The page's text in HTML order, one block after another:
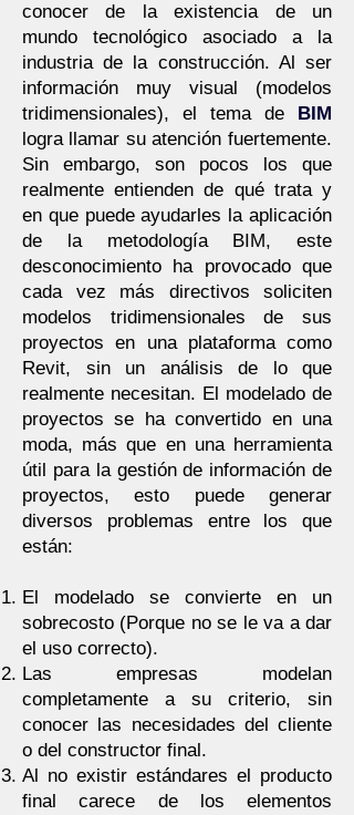
conocer de la existencia de un
mundo tecnológico asociado a la
industria de la construcción. Al ser
información muy visual (modelos
tridimensionales), el tema de BIM
logra llamar su atención fuertemente.
Sin embargo, son pocos los que
realmente entienden de qué trata y
en que puede ayudarles la aplicación
de la metodología BIM, este
desconocimiento ha provocado que
cada vez más directivos soliciten
modelos tridimensionales de sus
proyectos en una plataforma como
Revit, sin un análisis de lo que
realmente necesitan. El modelado de
proyectos se ha convertido en una
moda, más que en una herramienta
útil para la gestión de información de
proyectos, esto puede generar
diversos problemas entre los que
están:
El modelado se convierte en un
sobrecosto (Porque no se le va a dar
el uso correcto).
Las empresas modelan
completamente a su criterio, sin
conocer las necesidades del cliente
o del constructor final.
Al no existir estándares el producto
final carece de los elementos